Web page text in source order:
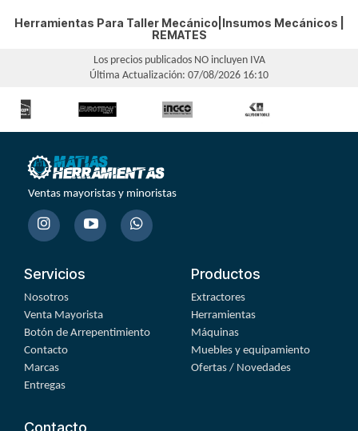
Herramientas Para Taller Mecánico|Insumos Mecánicos |
REMATES
Los precios publicados NO incluyen IVA
Última Actualización: 07/08/2026 16:10
Ventas mayoristas y minoristas
Servicios
Nosotros
Venta Mayorista
Botón de Arrepentimiento
Contacto
Marcas
Entregas
Productos
Extractores
Herramientas
Máquinas
Muebles y equipamiento
Ofertas / Novedades
Contacto